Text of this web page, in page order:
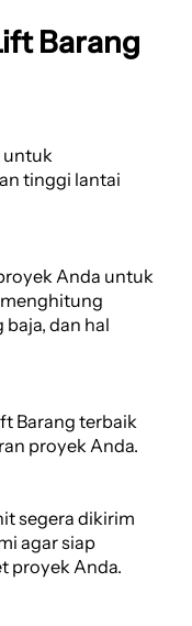
Barang
untuk
tinggi lantai
Anda untuk
dan hal
Barang terbaik
proyek Anda.
segera dikirim
agar siap
proyek Anda.